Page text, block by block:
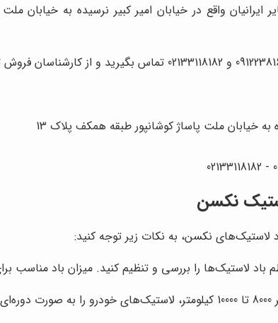
به خیابان ملت پاساژ کوشانپور طبقه همکف پلاک 13
نکسن
نکسن، به نکات زیر توجه کنید:
باد لاستیک‌ها را بررسی و تنظیم کنید. میزان باد
باشد.